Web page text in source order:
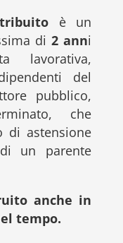
è un
di2 anni
lavorativa,
del
pubblico,
che
di astensione
un parente
anche in
tempo.